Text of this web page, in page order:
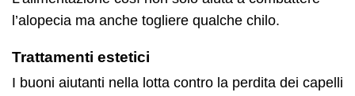
l’alopecia ma anche togliere qualche chilo.
Trattamenti estetici
I buoni aiutanti nella lotta contro la perdita dei capelli